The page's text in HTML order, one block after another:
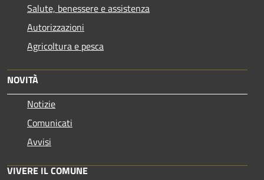
Salute, benessere e assistenza
Autorizzazioni
Agricoltura e pesca
NOVITÀ
Notizie
Comunicati
Avvisi
VIVERE IL COMUNE